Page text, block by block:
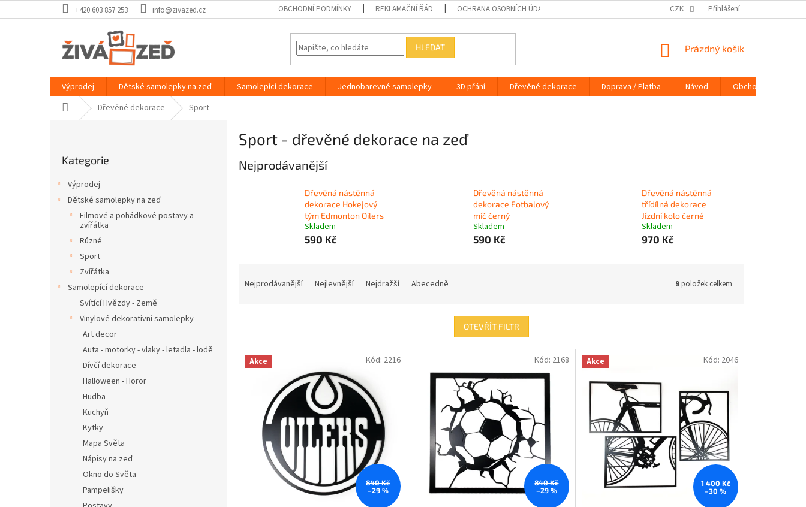
na
+420 603 857 253 info@zivazed.cz OBCHODNÍ PODMÍNKY REKLAMAČNÍ ŘÁD OCHRANA OSOBNÍCH ÚDAJŮ NÁVOD KONTAKTY
CZK Přihlášení
HLEDAT
NÁKUPNÍ
Prázdný košík
Výprodej Dětské samolepky na zeď Samolepící dekorace Jednobarevné samolepky 3D přání Dřevěné dekorace Doprava / Platba Návod
Obchodní podmínky
Domů Dřevěné dekorace Sport
kategorie
Kategorie
Výprodej
Dětské samolepky na zeď
Filmové a pohádkové postavy a
zvířátka
Různé
Sport
Zvířátka
Samolepící dekorace
Svítící Hvězdy - Země
Vinylové dekorativní samolepky
Art decor
Auta - motorky - vlaky - letadla - lodě
Dívčí dekorace
Halloween - Horor
Hudba
Kuchyň
Kytky
Mapa Světa
Nápisy na zeď
Okno do Světa
Pampelišky
Sport - dřevěné dekorace na zeď
Nejprodávanější
Dřevěná nástěnná
dekorace Hokejový
tým Edmonton Oilers
Skladem
590 Kč
Dřevěná nástěnná
dekorace Fotbalový
míč černý
Skladem
590 Kč
Dřevěná nástěnná
třídílná dekorace
Jízdní kolo černé
Skladem
970 Kč
Nejprodávanější Nejlevnější Nejdražší Abecedně 9položek celkem
OTEVŘÍT FILTR
V Akce
840 Kč
–29 %
Kód: 2216
840 Kč
–29 %
Kód: 2168 Akce
1 400 Kč
–30 %
Kód: 2046